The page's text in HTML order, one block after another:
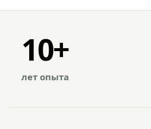
10+
лет опыта